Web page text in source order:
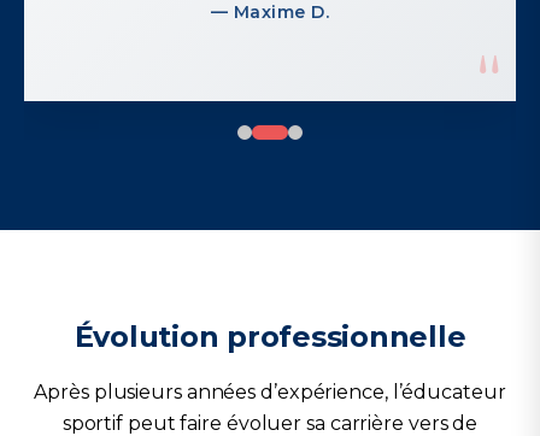
— Maxime D. "
Évolution professionnelle
Après plusieurs années d’expérience, l’éducateur
sportif peut faire évoluer sa carrière vers de